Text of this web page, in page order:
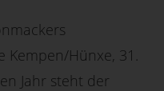
Hünxe, 31.
Jahr steht der